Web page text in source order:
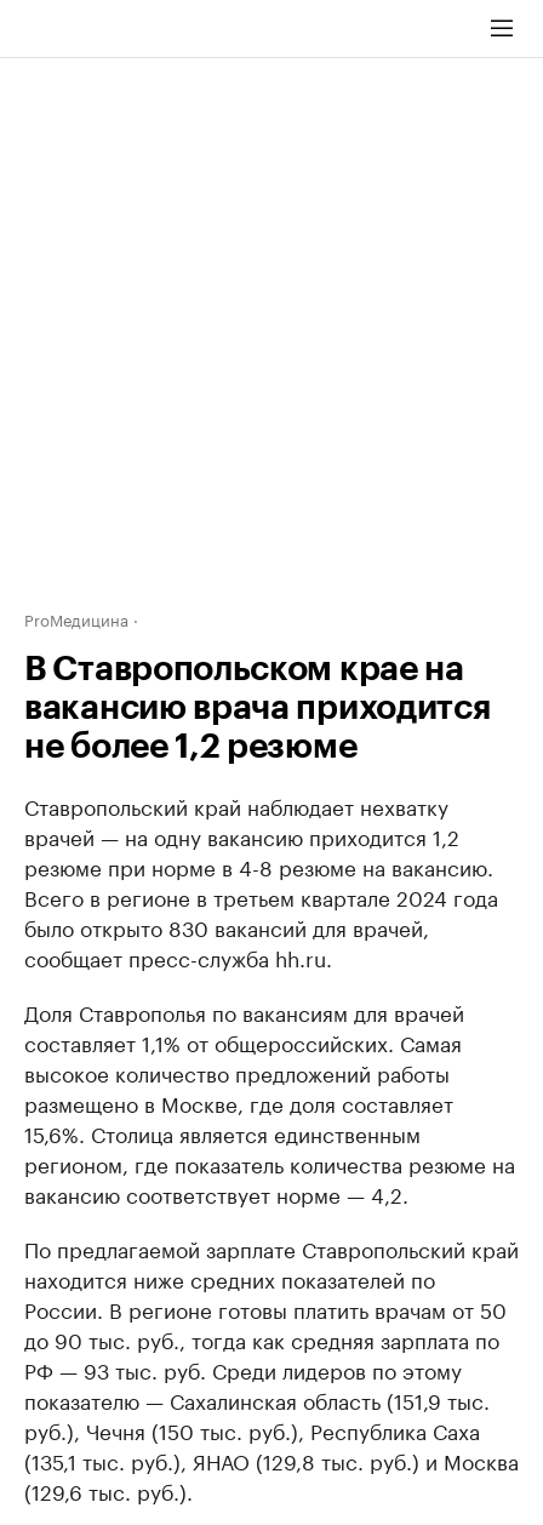
ProМедицина
В Ставропольском крае на
вакансию врача приходится
не более 1,2 резюме
Ставропольский край наблюдает нехватку
врачей — на одну вакансию приходится 1,2
резюме при норме в 4-8 резюме на вакансию.
Всего в регионе в третьем квартале 2024 года
было открыто 830 вакансий для врачей,
сообщает пресс-служба hh.ru.
Доля Ставрополья по вакансиям для врачей
составляет 1,1% от общероссийских. Самая
высокое количество предложений работы
размещено в Москве, где доля составляет
15,6%. Столица является единственным
регионом, где показатель количества резюме на
вакансию соответствует норме — 4,2.
По предлагаемой зарплате Ставропольский край
находится ниже средних показателей по
России. В регионе готовы платить врачам от 50
до 90 тыс. руб., тогда как средняя зарплата по
РФ — 93 тыс. руб. Среди лидеров по этому
показателю — Сахалинская область (151,9 тыс.
руб.), Чечня (150 тыс. руб.), Республика Саха
(135,1 тыс. руб.), ЯНАО (129,8 тыс. руб.) и Москва
(129,6 тыс. руб.).